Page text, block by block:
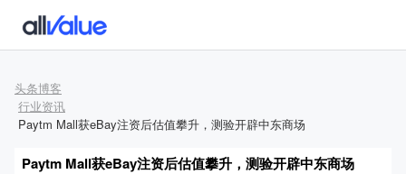
头条博客
行业资讯
Paytm Mall获eBay注资后估值攀升，测验开辟中东商场
Paytm Mall获eBay注资后估值攀升，测验开辟中东商场